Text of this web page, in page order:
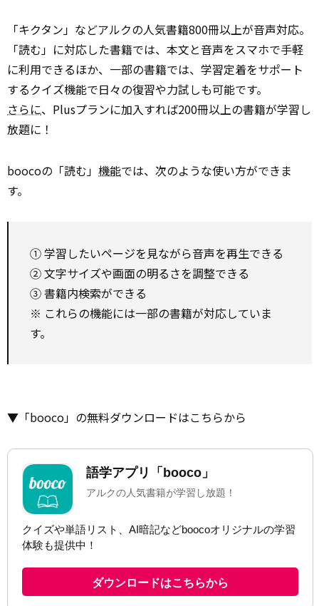
「キクタン」などアルクの人気書籍800冊以上が音声対応。
「読む」に対応した書籍では、本文と音声をスマホで手軽
に利用できるほか、一部の書籍では、学習定着をサポート
するクイズ機能で日々の復習や力試しも可能です。
さらに、Plusプランに加入すれば200冊以上の書籍が学習し
放題に！
boocoの「読む」 機能では、次のような使い方ができま
す。
① 学習したいページを見ながら音声を再生できる
② 文字サイズや画面の明るさを調整できる
③ 書籍内検索ができる
※ これらの機能には一部の書籍が対応していま
す。
▼「booco」の無料ダウンロードはこちらから